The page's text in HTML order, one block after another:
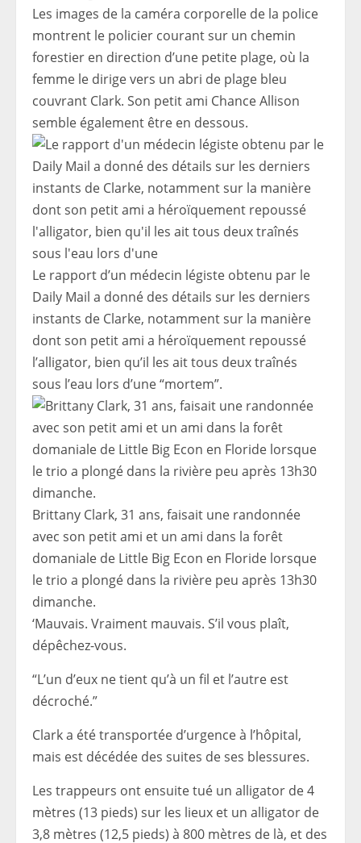
Les images de la caméra corporelle de la police
montrent le policier courant sur un chemin
forestier en direction d’une petite plage, où la
femme le dirige vers un abri de plage bleu
couvrant Clark. Son petit ami Chance Allison
semble également être en dessous.
Le rapport d’un médecin légiste obtenu par le
Daily Mail a donné des détails sur les derniers
instants de Clarke, notamment sur la manière
dont son petit ami a héroïquement repoussé
l’alligator, bien qu’il les ait tous deux traînés
sous l’eau lors d’une “mortem”.
Brittany Clark, 31 ans, faisait une randonnée
avec son petit ami et un ami dans la forêt
domaniale de Little Big Econ en Floride lorsque
le trio a plongé dans la rivière peu après 13h30
dimanche.
‘Mauvais. Vraiment mauvais. S’il vous plaît,
dépêchez-vous.
“L’un d’eux ne tient qu’à un fil et l’autre est
décroché.”
Clark a été transportée d’urgence à l’hôpital,
mais est décédée des suites de ses blessures.
Les trappeurs ont ensuite tué un alligator de 4
mètres (13 pieds) sur les lieux et un alligator de
3,8 mètres (12,5 pieds) à 800 mètres de là, et des